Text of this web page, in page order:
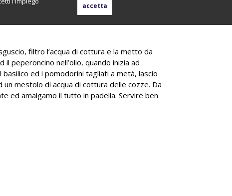
filtro l’acqua di cottura e la metto da
peperoncino nell’olio, quando inizia ad
ed i pomodorini tagliati a metà, lascio
mestolo di acqua di cottura delle cozze. Da
ed amalgamo il tutto in padella. Servire ben